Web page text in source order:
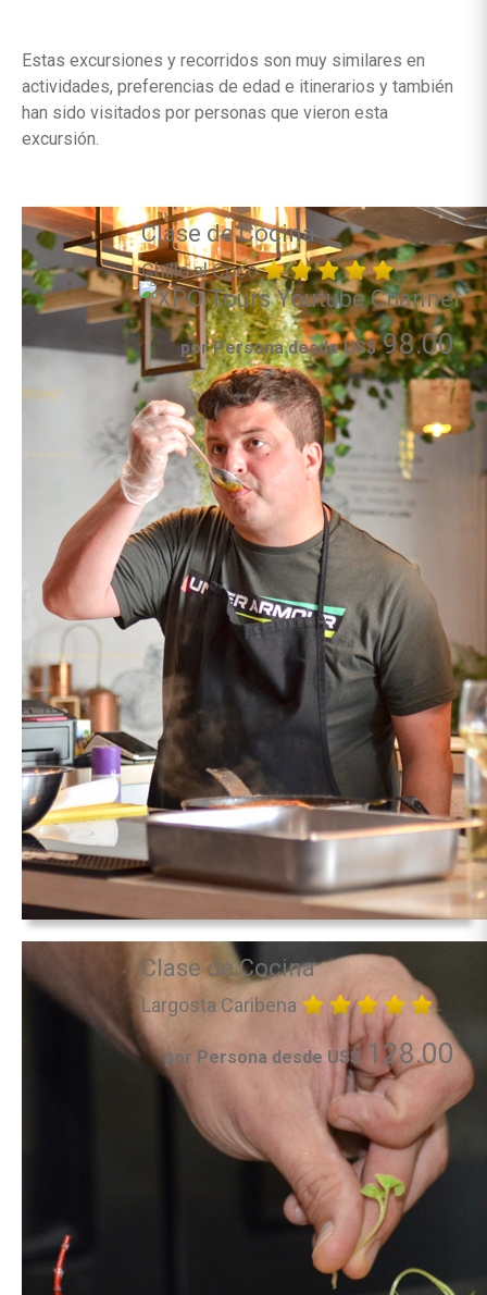
Estas excursiones y recorridos son muy similares en
actividades, preferencias de edad e itinerarios y también
han sido visitados por personas que vieron esta
excursión.
Clase de Cocina
Chillo al Coco
por Persona desde US$98.00
Clase de Cocina
Largosta Caribena
por Persona desde US$128.00